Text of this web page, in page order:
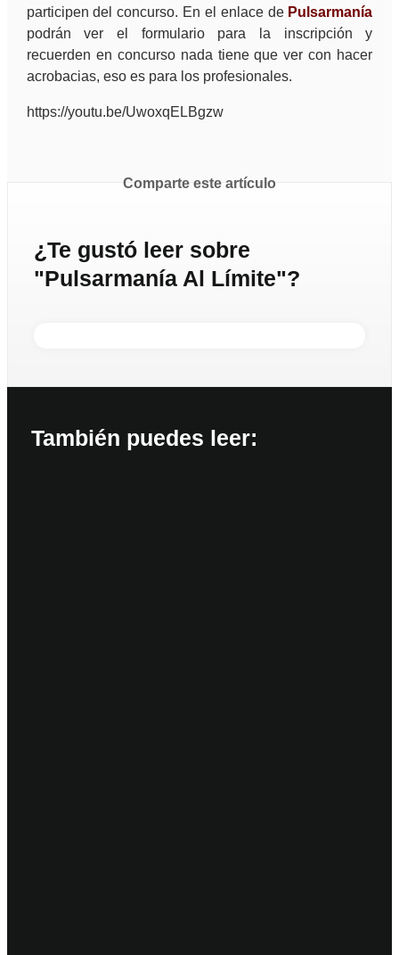
participen del concurso. En el enlace de Pulsarmanía
podrán ver el formulario para la inscripción y
recuerden en concurso nada tiene que ver con hacer
acrobacias, eso es para los profesionales.
https://youtu.be/UwoxqELBgzw
Comparte este artículo
¿Te gustó leer sobre
"Pulsarmanía Al Límite"?
También puedes leer: